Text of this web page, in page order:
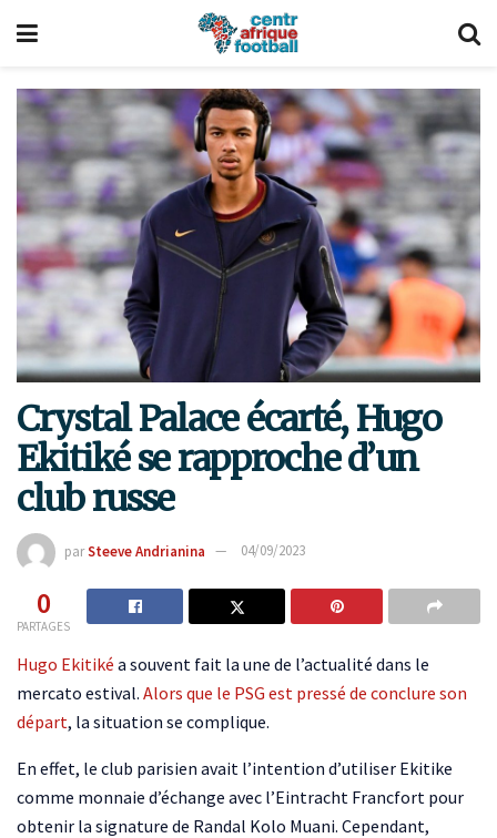
Crystal Palace écarté, Hugo
Ekitiké se rapproche d’un
club russe
parSteeve Andrianina 04/09/2023
0
PARTAGES
Hugo Ekitiké a souvent fait la une de l’actualité dans le
mercato estival. Alors que le PSG est pressé de conclure son
départ, la situation se complique.
En effet, le club parisien avait l’intention d’utiliser Ekitike
comme monnaie d’échange avec l’Eintracht Francfort pour
obtenir la signature de Randal Kolo Muani. Cependant,